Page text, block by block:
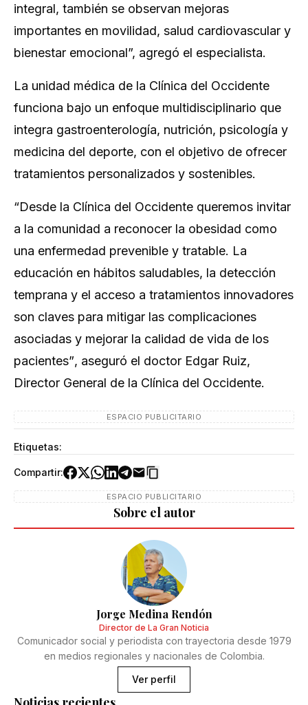
integral, también se observan mejoras
importantes en movilidad, salud cardiovascular y
bienestar emocional”, agregó el especialista.
La unidad médica de la Clínica del Occidente
funciona bajo un enfoque multidisciplinario que
integra gastroenterología, nutrición, psicología y
medicina del deporte, con el objetivo de ofrecer
tratamientos personalizados y sostenibles.
“Desde la Clínica del Occidente queremos invitar
a la comunidad a reconocer la obesidad como
una enfermedad prevenible y tratable. La
educación en hábitos saludables, la detección
temprana y el acceso a tratamientos innovadores
son claves para mitigar las complicaciones
asociadas y mejorar la calidad de vida de los
pacientes”, aseguró el doctor Edgar Ruiz,
Director General de la Clínica del Occidente.
ESPACIO PUBLICITARIO
Etiquetas:
Compartir:
ESPACIO PUBLICITARIO
Sobre el autor
Jorge Medina Rendón
Director de La Gran Noticia
Comunicador social y periodista con trayectoria desde 1979
en medios regionales y nacionales de Colombia.
Ver perfil